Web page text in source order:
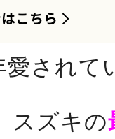
されて
スズキの